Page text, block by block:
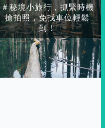
＃秘境小旅行，抓緊時機
搶拍照，免找車位輕鬆
到！